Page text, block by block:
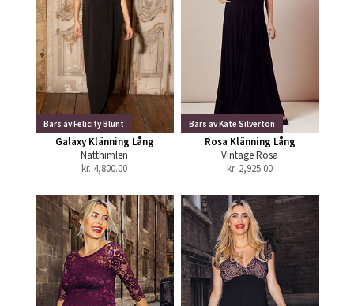
Bärs av Felicity Blunt
Galaxy Klänning Lång
Natthimlen
kr. 4,800.00
Bärs av Kate Silverton
Rosa Klänning Lång
Vintage Rosa
kr. 2,925.00